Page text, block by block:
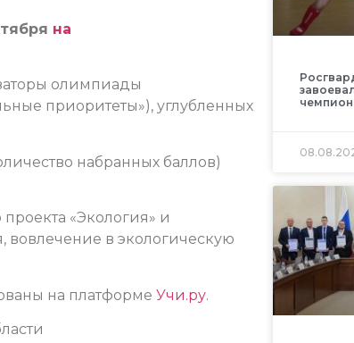
на
олимпиады
приоритеты»), углубленных
набранных баллов)
«Экология» и
вовлечение в экологическую
на платформе Учи.ру.